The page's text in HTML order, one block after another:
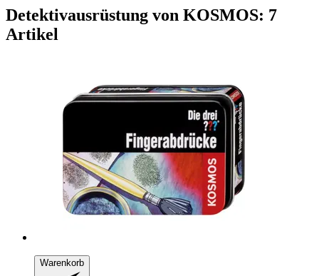
Detektivausrüstung von KOSMOS: 7
Artikel
Warenkorb